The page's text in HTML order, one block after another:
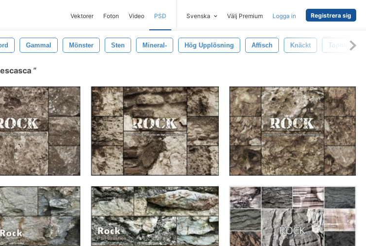
Vektorer Foton Video PSD Svenska Välj Premium Logga in Registrera sig
Gammal Mönster Sten Mineral- Hög Upplösning Affisch Knäckt Topologi